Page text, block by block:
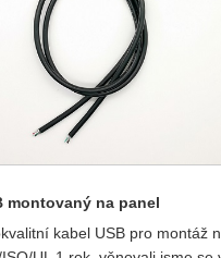
montovaný na panel
kabel USB pro montáž